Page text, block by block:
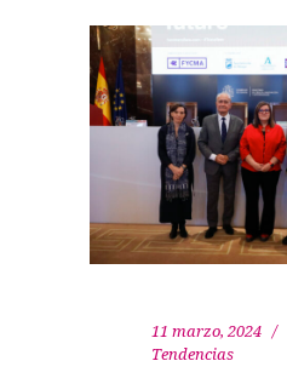
11 marzo, 2024
Tendencias